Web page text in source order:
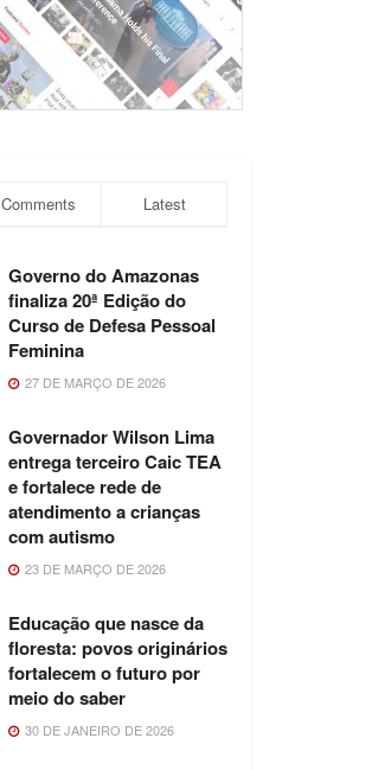
Comments Latest
Governo do Amazonas
finaliza 20ª Edição do
Curso de Defesa Pessoal
Feminina
27 DE MARÇO DE 2026
Governador Wilson Lima
entrega terceiro Caic TEA
e fortalece rede de
atendimento a crianças
com autismo
23 DE MARÇO DE 2026
Educação que nasce da
floresta: povos originários
fortalecem o futuro por
meio do saber
30 DE JANEIRO DE 2026